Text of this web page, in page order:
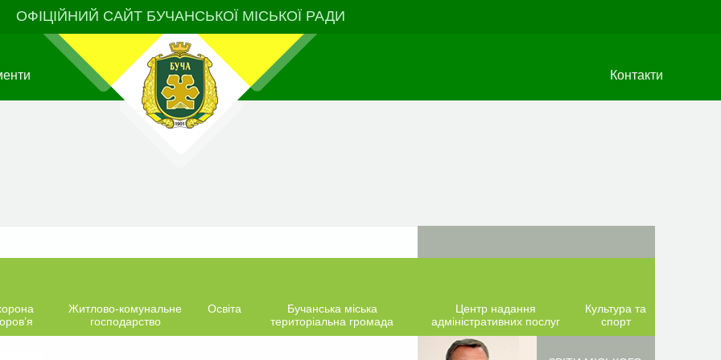
ОФІЦІЙНИЙ САЙТ БУЧАНСЬКОЇ МІСЬКОЇ РАДИ
Контакти
Житлово-комунальне
господарство
Освіта
Бучанська міська
територіальна громада
Центр надання
адміністративних послуг
Культура та
спорт